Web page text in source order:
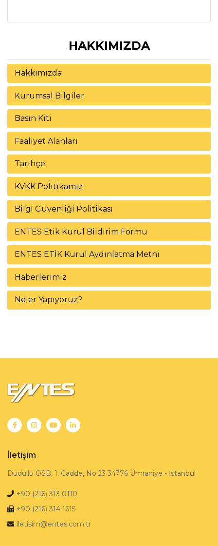
HAKKIMIZDA
Hakkımızda
Kurumsal Bilgiler
Basın Kiti
Faaliyet Alanları
Tarihçe
KVKK Politikamız
Bilgi Güvenliği Politikası
ENTES Etik Kurul Bildirim Formu
ENTES ETİK Kurul Aydınlatma Metni
Haberlerimiz
Neler Yapıyoruz?
İletişim
Dudullu OSB, 1. Cadde, No:23 34776 Ümraniye - İstanbul
+90 (216) 313 0110
+90 (216) 314 1615
iletisim@entes.com.tr